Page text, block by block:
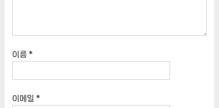
이름 *
이메일 *